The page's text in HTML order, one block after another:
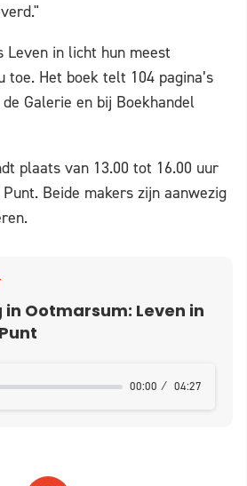
Leven in licht hun meest
Het boek telt 104 pagina’s
Galerie en bij Boekhandel
plaats van 13.00 tot 16.00 uur
Beide makers zijn aanwezig
Ootmarsum: Leven in
00:00 04:27